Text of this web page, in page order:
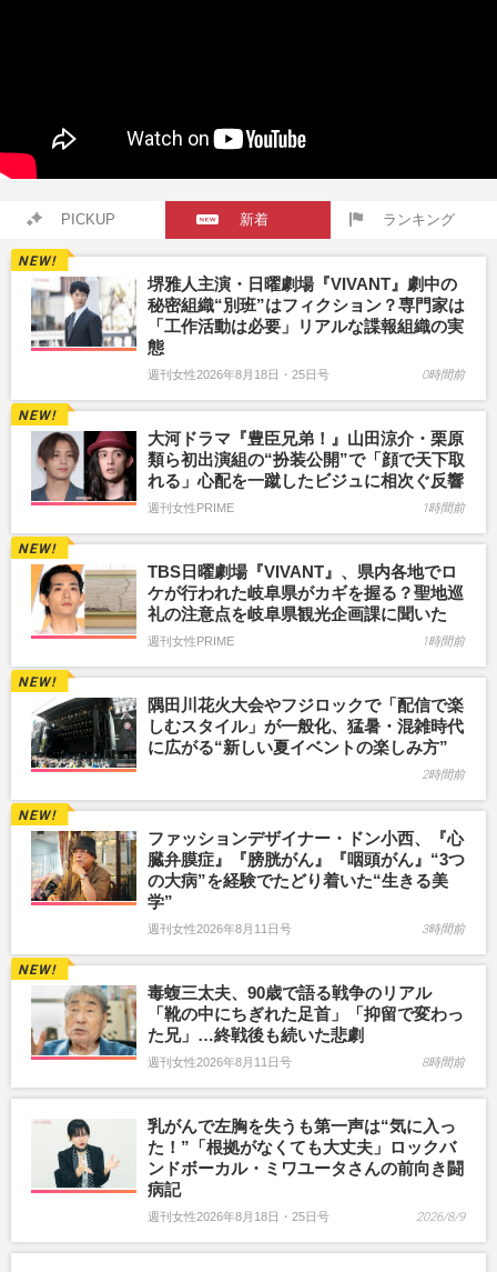
PICKUP 新着 ランキング
堺雅人主演・日曜劇場『VIVANT』劇中の
秘密組織“別班”はフィクション？専門家は
「工作活動は必要」リアルな諜報組織の実
態
週刊女性2026年8月18日・25日号 0時間前
大河ドラマ『豊臣兄弟！』山田涼介・栗原
類ら初出演組の“扮装公開”で「顔で天下取
れる」心配を一蹴したビジュに相次ぐ反響
週刊女性PRIME 1時間前
TBS日曜劇場『VIVANT』、県内各地でロ
ケが行われた岐阜県がカギを握る？聖地巡
礼の注意点を岐阜県観光企画課に聞いた
週刊女性PRIME 1時間前
隅田川花火大会やフジロックで「配信で楽
しむスタイル」が一般化、猛暑・混雑時代
に広がる“新しい夏イベントの楽しみ方”
2時間前
ファッションデザイナー・ドン小西、『心
臓弁膜症』『膀胱がん』『咽頭がん』“3つ
の大病”を経験でたどり着いた“生きる美
学”
週刊女性2026年8月11日号 3時間前
毒蝮三太夫、90歳で語る戦争のリアル
「靴の中にちぎれた足首」「抑留で変わっ
た兄」…終戦後も続いた悲劇
週刊女性2026年8月11日号 8時間前
乳がんで左胸を失うも第一声は“気に入っ
た！”「根拠がなくても大丈夫」ロックバ
ンドボーカル・ミワユータさんの前向き闘
病記
週刊女性2026年8月18日・25日号 2026/8/9